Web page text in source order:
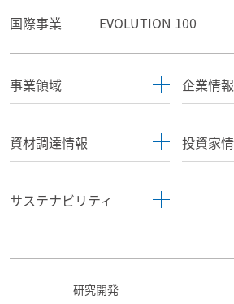
国際事業 EVOLUTION 100
事業領域 企業情報
資材調達情報 投資家
サステナビリティ
研究開発